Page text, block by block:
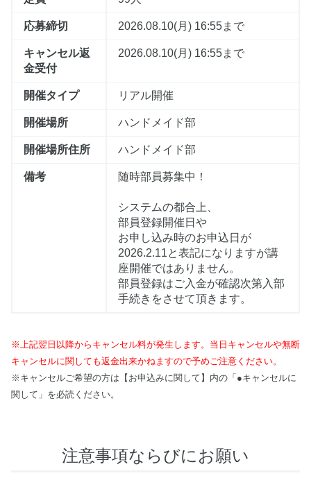
応募締切 2026.08.10(月) 16:55まで
キャンセル返
金受付
2026.08.10(月) 16:55まで
開催タイプ リアル開催
開催場所 ハンドメイド部
開催場所住所 ハンドメイド部
備考 随時部員募集中！
システムの都合上、
部員登録開催日や
お申し込み時のお申込日が
2026.2.11と表記になりますが講
座開催ではありません。
部員登録はご入金が確認次第入部
手続きをさせて頂きます。
※上記翌日以降からキャンセル料が発生します。当日キャンセルや無断
キャンセルに関しても返金出来かねますので予めご注意ください。
※キャンセルご希望の方は【お申込みに関して】内の「●キャンセルに
関して」を必読ください。
注意事項ならびにお願い